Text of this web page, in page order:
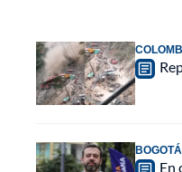
BOGOTÁ
En